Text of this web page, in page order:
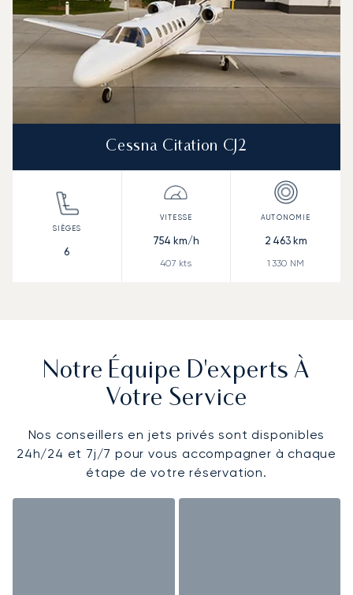
Cessna Citation CJ2
6
754 km/h
407 kts
2 463km
1 330 NM
Notre Équipe D'experts À
Votre Service
Nos conseillers en jets privés sont disponibles
24h/24 et 7j/7 pour vous accompagner à chaque
étape de votre réservation.